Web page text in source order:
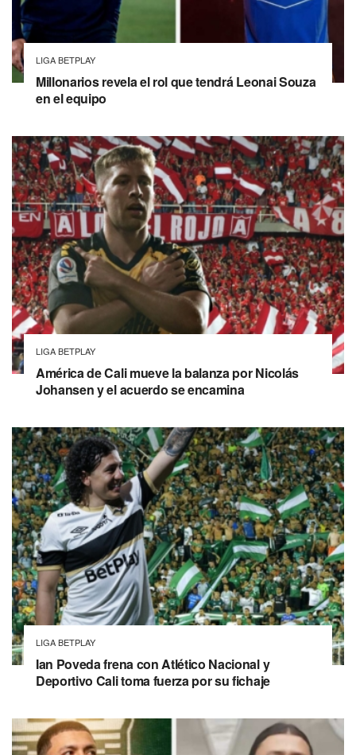
LIGA BETPLAY
Millonarios revela el rol que tendrá Leonai Souza
en el equipo
LIGA BETPLAY
América de Cali mueve la balanza por Nicolás
Johansen y el acuerdo se encamina
LIGA BETPLAY
Ian Poveda frena con Atlético Nacional y
Deportivo Cali toma fuerza por su fichaje